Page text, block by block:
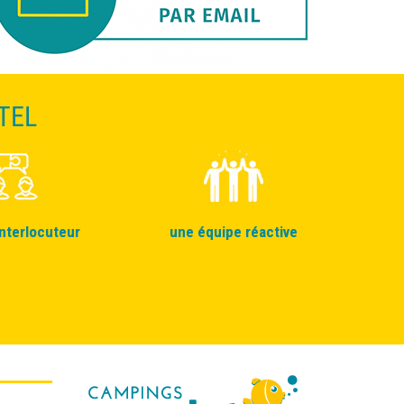
une équipe réactive